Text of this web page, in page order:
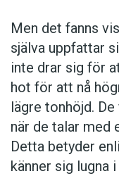
Men det fanns
själva uppfattar
inte drar sig för
hot för att nå
lägre tonhöjd.
när de talar med
Detta betyder
känner sig lugna